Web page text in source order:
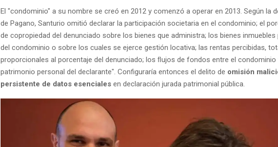
El "condominio" a su nombre se creó en 2012 y comenzó a operar en 2013. Según la
de Pagano, Santurio omitió declarar la participación societaria en el condominio; el
de copropiedad del denunciado sobre los bienes que administra; los bienes inmuebles
del condominio o sobre los cuales se ejerce gestión locativa; las rentas percibidas,
proporcionales al porcentaje del denunciado; los ﬂujos de fondos entre el condominio
patrimonio personal del declarante". Configuraría entonces el delito de omisión
persistente de datos esenciales en declaración jurada patrimonial pública.